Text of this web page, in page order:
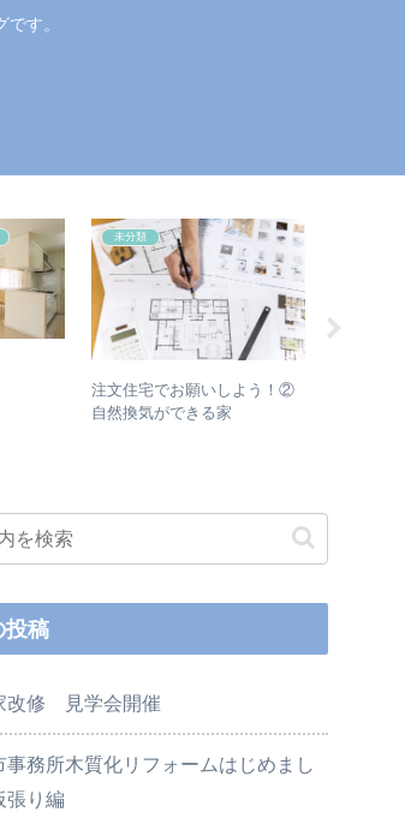
す。
未分類
注文住宅でお願いしよう！②
自然換気ができる家
投稿
改修 見学会開催
事務所木質化リフォームはじめまし
り編